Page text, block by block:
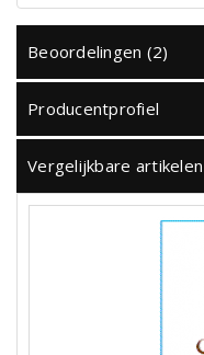
Beoordelingen (2)
Producentprofiel
Vergelijkbare artikelen